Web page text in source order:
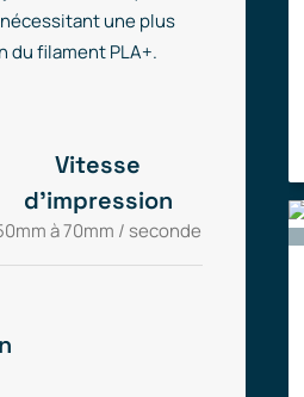
une plus
du filament PLA+.
Vitesse
d'impression
à 70mm / seconde